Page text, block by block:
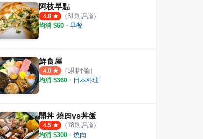
阿枝早點
4.8 （31 則評論）
均消 $60 ・ 早餐
鮮食屋
4.0 （5則評論）
均消 $360 ・ 日本料理
開丼 燒肉vs丼飯
4.5 （ 18則評論）
均消 $300 ・ 燒肉